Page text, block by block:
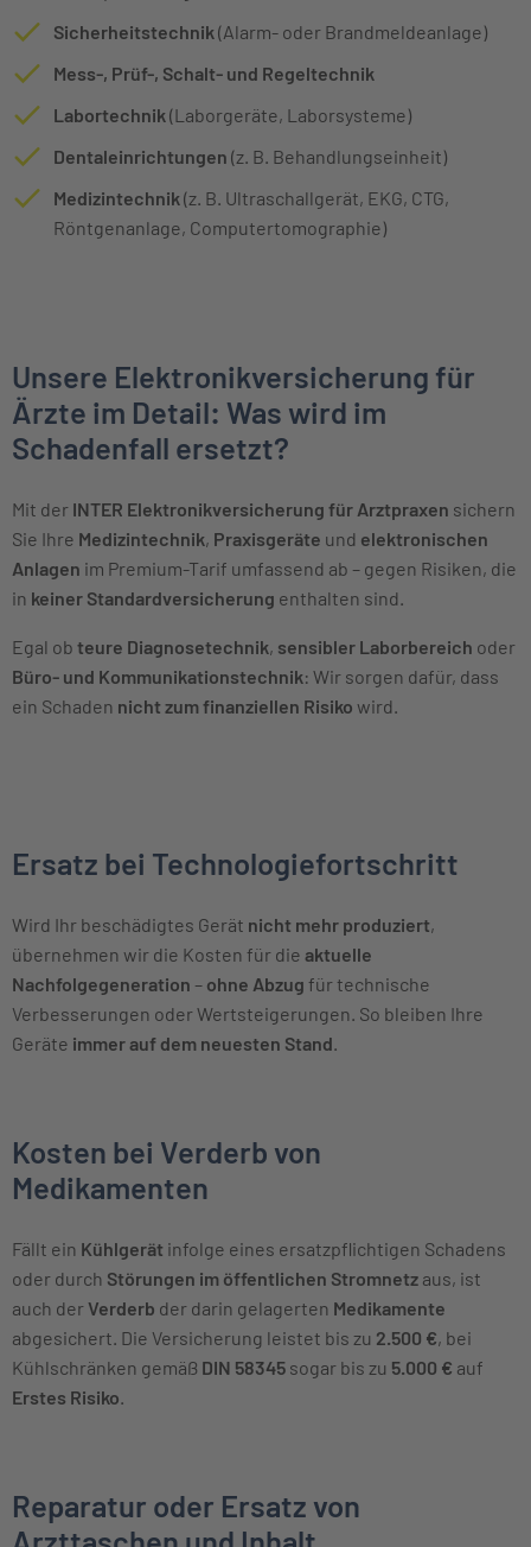
Sicherheitstechnik (Alarm- oder Brandmeldeanlage)
Mess-, Prüf-, Schalt- und Regeltechnik
Labortechnik (Laborgeräte, Laborsysteme)
Dentaleinrichtungen (z. B. Behandlungseinheit)
Medizintechnik (z. B. Ultraschallgerät, EKG, CTG,
Röntgenanlage, Computertomographie)
Unsere Elektronikversicherung für
Ärzte im Detail: Was wird im
Schadenfall ersetzt?
Mit der INTER Elektronikversicherung für Arztpraxen sichern
Sie Ihre Medizintechnik, Praxisgeräte und elektronischen
Anlagen im Premium-Tarif umfassend ab – gegen Risiken, die
in keiner Standardversicherung enthalten sind.
Egal ob teure Diagnosetechnik, sensibler Laborbereich oder
Büro- und Kommunikationstechnik: Wir sorgen dafür, dass
ein Schaden nicht zum finanziellen Risiko wird.
Ersatz bei Technologiefortschritt
Wird Ihr beschädigtes Gerät nicht mehr produziert,
übernehmen wir die Kosten für die aktuelle
Nachfolgegeneration – ohne Abzug für technische
Verbesserungen oder Wertsteigerungen. So bleiben Ihre
Geräte immer auf dem neuesten Stand.
Kosten bei Verderb von
Medikamenten
Fällt ein Kühlgerät infolge eines ersatzpflichtigen Schadens
oder durch Störungen im öffentlichen Stromnetz aus, ist
auch derVerderb der darin gelagerten Medikamente
abgesichert. Die Versicherung leistet bis zu 2.500 €, bei
Kühlschränken gemäß DIN 58345 sogar bis zu 5.000 € auf
Erstes Risiko.
Reparatur oder Ersatz von